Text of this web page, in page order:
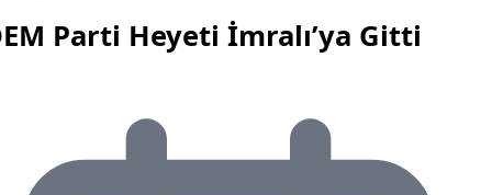
Parti Heyeti İmralı’ya Gitti